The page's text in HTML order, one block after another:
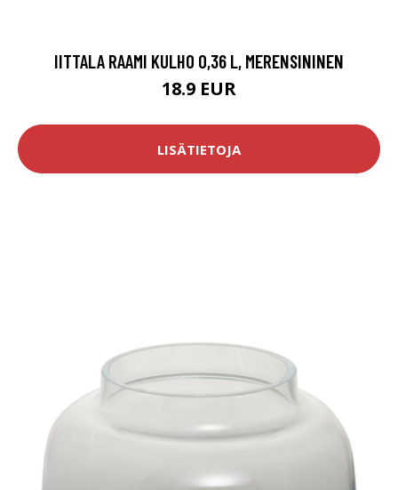
IITTALA RAAMI KULHO 0,36 L, MERENSININEN
18.9 EUR
LISÄTIETOJA